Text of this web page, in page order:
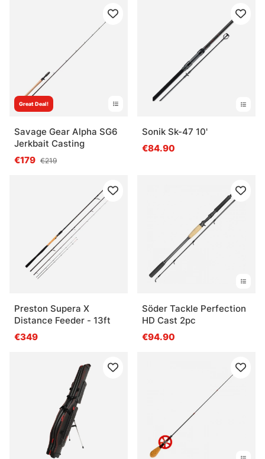
Great Deal!
Savage Gear Alpha SG6
Jerkbait Casting
€179 €219
Sonik Sk-47 10'
€84.90
Preston Supera X
Distance Feeder - 13ft
€349
Söder Tackle Perfection
HD Cast 2pc
€94.90